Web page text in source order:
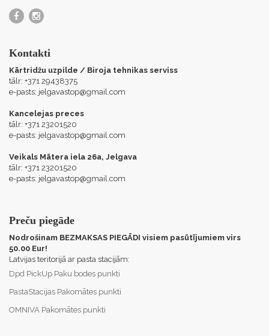
Kontakti
Kārtridžu uzpilde / Biroja tehnikas serviss
tālr: +371 29438375
e-pasts: jelgavastop@gmail.com
Kancelejas preces
tālr: +371 23201520
e-pasts: jelgavastop@gmail.com
Veikals Mātera iela 26a, Jelgava
tālr: +371 23201520
e-pasts: jelgavastop@gmail.com
Preču piegāde
Nodrošinam BEZMAKSAS PIEGĀDI visiem pasūtījumiem virs
50.00 Eur!
Latvijas teritorijā ar pasta stacijām:
Dpd PickUp Paku bodes punkti
PastaStacijas Pakomātes punkti
OMNIVA Pakomātes punkti